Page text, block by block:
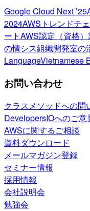
Google Cloud Next ’25
2024AWSトレンドチ
ートAWS認定（資格）
の情シス組織開発室の
LanguageVietnamese
お問い合わせ
クラスメソッドへの問
DevelopersIOへのご意
AWSに関するご相談
資料ダウンロード
メールマガジン登録
セミナー情報
採用情報
会社説明会
勉強会